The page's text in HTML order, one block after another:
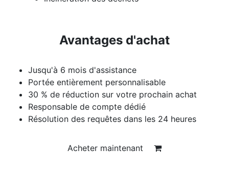
Avantages d'achat
Jusqu'à 6 mois d'assistance
Portée entièrement personnalisable
30 % de réduction sur votre prochain achat
Responsable de compte dédié
Résolution des requêtes dans les 24 heures
Acheter maintenant